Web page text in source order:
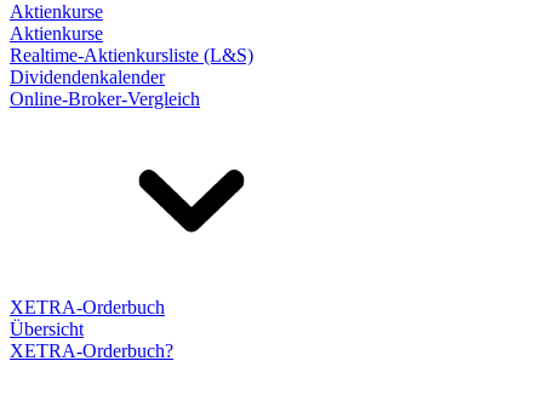
Aktienkurse
Aktienkurse
Realtime-Aktienkursliste (L&S)
Dividendenkalender
Online-Broker-Vergleich
XETRA-Orderbuch
Übersicht
XETRA-Orderbuch?